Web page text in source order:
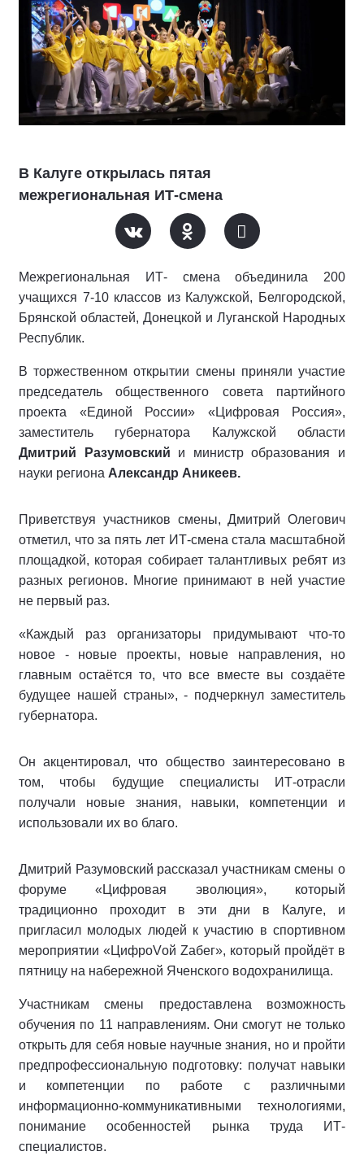
В Калуге открылась пятая
межрегиональная ИТ-смена
Межрегиональная ИТ- смена объединила 200
учащихся 7-10 классов из Калужской, Белгородской,
Брянской областей, Донецкой и Луганской Народных
Республик.
В торжественном открытии смены приняли участие
председатель общественного совета партийного
проекта «Единой России» «Цифровая Россия»,
заместитель губернатора Калужской области
Дмитрий Разумовский и министр образования и
науки региона Александр Аникеев.
Приветствуя участников смены, Дмитрий Олегович
отметил, что за пять лет ИТ-смена стала масштабной
площадкой, которая собирает талантливых ребят из
разных регионов. Многие принимают в ней участие
не первый раз.
«Каждый раз организаторы придумывают что-то
новое - новые проекты, новые направления, но
главным остаётся то, что все вместе вы создаёте
будущее нашей страны», - подчеркнул заместитель
губернатора.
Он акцентировал, что общество заинтересовано в
том, чтобы будущие специалисты ИТ-отрасли
получали новые знания, навыки, компетенции и
использовали их во благо.
Дмитрий Разумовский рассказал участникам смены о
форуме «Цифровая эволюция», который
традиционно проходит в эти дни в Калуге, и
пригласил молодых людей к участию в спортивном
мероприятии «ЦифроVой Zабег», который пройдёт в
пятницу на набережной Яченского водохранилища.
Участникам смены предоставлена возможность
обучения по 11 направлениям. Они смогут не только
открыть для себя новые научные знания, но и пройти
предпрофессиональную подготовку: получат навыки
и компетенции по работе с различными
информационно-коммуникативными технологиями,
понимание особенностей рынка труда ИТ-
специалистов.